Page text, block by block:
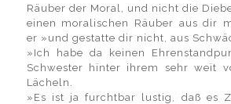
Räuber der Moral, und nicht die
einen moralischen Räuber aus dir
er »und gestatte dir nicht, aus
»Ich habe da keinen
Schwester hinter ihrem sehr weit
Lächeln.
»Es ist ja furchtbar lustig, daß es